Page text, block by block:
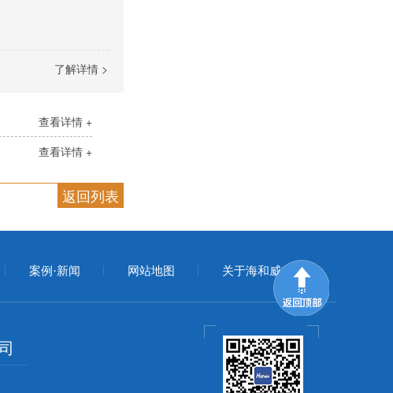
了解详情 >
查看详情 +
查看详情 +
返回列表
案例·新闻 网站地图 关于海和威